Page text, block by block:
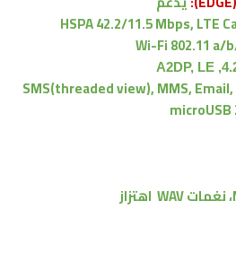
HSPA 42.2/11.5 Mbps, LTE
Wi-Fi 802.11
4.2,
SMS(threaded view), MMS,
microUSB
اهتزاز